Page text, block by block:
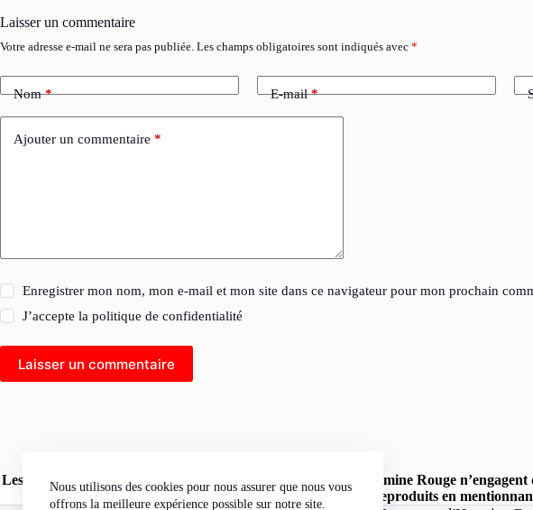
Nous utilisons des cookies pour nous assurer que nous vous
offrons la meilleure expérience possible sur notre site.
Laisser un commentaire
Votre adresse e-mail ne sera pas publiée. Les champs obligatoires sont indiqués avec *
Nom* E-mail*
Ajouter un commentaire *
Enregistrer mon nom, mon e-mail et mon site dans ce navigateur pour mon prochain
J’accepte lapolitique de confidentialité
Laisser un commentaire
Les opinions exprimées dans les articles publiés sur le site l'Hermine Rouge
« l'Hermine Rouge » peuvent être reproduits en